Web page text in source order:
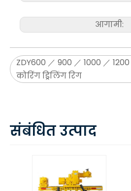
आगामी:
ZDY600 ／ 900 ／ 1000 ／
कोरिंग ड्रिलिंग रिग
संबंधित उत्पाद